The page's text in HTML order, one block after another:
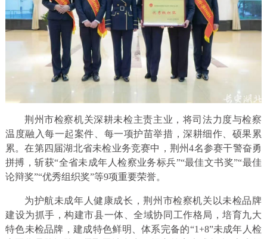
荆州市检察机关深耕未检主责主业，将司法力度与检察
温度融入每一起案件、每一项护苗举措，深耕细作、硕果累
累。在第四届湖北省未检业务竞赛中，荆州4名参赛干警奋勇
拼搏，斩获“全省未成年人检察业务标兵”“最佳文书奖”“最佳
论辩奖”“优秀组织奖”等9项重要荣誉。
为护航未成年人健康成长，荆州市检察机关以未检品牌
建设为抓手，构建市县一体、全域协同工作格局，培育九大
特色未检品牌，建成特色鲜明、体系完备的“1+8”未成年人检